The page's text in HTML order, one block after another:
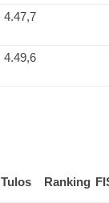
4.47,7
4.49,6
Tulos Ranking